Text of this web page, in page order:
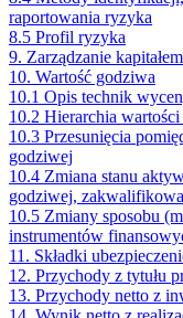
raportowania ryzyka
8.5 Profil ryzyka
9. Zarządzanie
10. Wartość godziwa
10.1 Opis technik
10.2 Hierarchia
10.3 Przesunięcia
godziwej
10.4 Zmiana stanu
godziwej,
10.5 Zmiany sposobu
instrumentów
11. Składki
12. Przychody z tytułu
13. Przychody netto z